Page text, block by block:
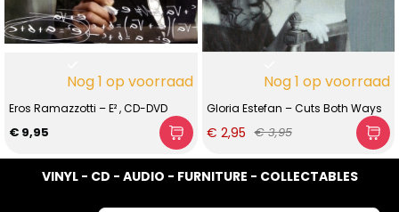
Nog 1 op voorraad
Eros Ramazzotti – E² , CD-DVD
€ 9,95
Nog 1 op voorraad
Gloria Estefan – Cuts Both Ways
€ 2,95 € 3,95
VINYL - CD - AUDIO - FURNITURE - COLLECTABLES